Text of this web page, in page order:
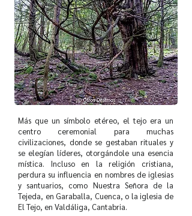
Más que un símbolo etéreo, el tejo era un
centro ceremonial para muchas
civilizaciones, donde se gestaban rituales y
se elegían líderes, otorgándole una esencia
mística. Incluso en la religión cristiana,
perdura su influencia en nombres de iglesias
y santuarios, como Nuestra Señora de la
Tejeda, en Garaballa, Cuenca, o la iglesia de
El Tejo, en Valdáliga, Cantabria.